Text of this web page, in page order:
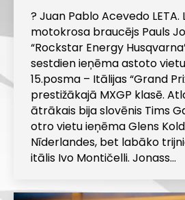
? Juan Pablo Acevedo LETA.
motokrosa braucējs Pauls
“Rockstar Energy
sestdien ieņēma astoto
15.posma – Itālijas “Grand
prestižākajā MXGP klasē.
ātrākais bija slovēnis Tims
otro vietu ieņēma Glens
Nīderlandes, bet labāko
itālis Ivo Montičelli. Jonass…